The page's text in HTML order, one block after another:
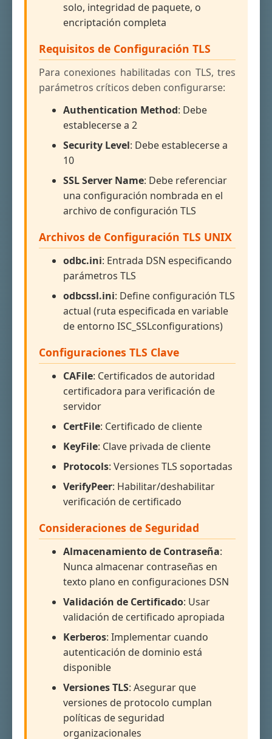
solo, integridad de paquete, o
encriptación completa
Requisitos de Configuración TLS
Para conexiones habilitadas con TLS, tres
parámetros críticos deben configurarse:
Authentication Method: Debe
establecerse a 2
Security Level: Debe establecerse a
10
SSL Server Name: Debe referenciar
una configuración nombrada en el
archivo de configuración TLS
Archivos de Configuración TLS UNIX
odbc.ini: Entrada DSN especificando
parámetros TLS
odbcssl.ini: Define configuración TLS
actual (ruta especificada en variable
de entorno ISC_SSLconfigurations)
Configuraciones TLS Clave
CAFile: Certificados de autoridad
certificadora para verificación de
servidor
CertFile: Certificado de cliente
KeyFile: Clave privada de cliente
Protocols: Versiones TLS soportadas
VerifyPeer: Habilitar/deshabilitar
verificación de certificado
Consideraciones de Seguridad
Almacenamiento de Contraseña:
Nunca almacenar contraseñas en
texto plano en configuraciones DSN
Validación de Certificado: Usar
validación de certificado apropiada
Kerberos: Implementar cuando
autenticación de dominio está
disponible
Versiones TLS: Asegurar que
versiones de protocolo cumplan
políticas de seguridad
organizacionales